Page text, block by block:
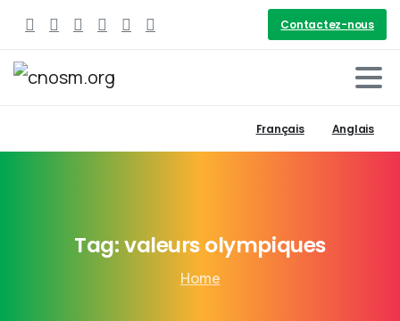
Contactez-nous
Français Anglais
Tag:valeursolympiques
Home